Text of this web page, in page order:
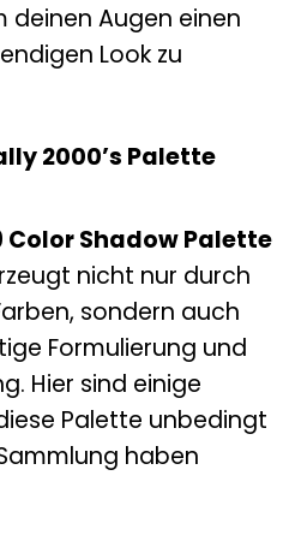
deinen Augen einen
Look zu
2000’s Palette
Color Shadow Palette
nicht nur durch
sondern auch
Formulierung und
Hier sind einige
Palette unbedingt
haben